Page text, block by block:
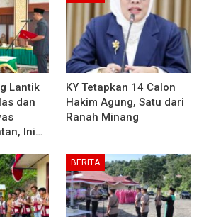
Lantik
dan
Ini…
KY Tetapkan 14 Calon
Hakim Agung, Satu dari
Ranah Minang
BERITA